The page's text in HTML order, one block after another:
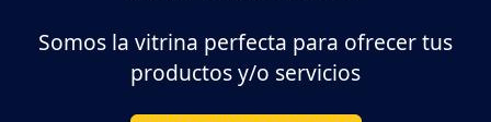
Somos la vitrina perfecta para ofrecer tus
productos y/o servicios